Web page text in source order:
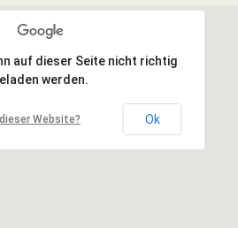
auf dieser Seite nicht richtig
werden.
Website? Ok
auf dieser Seite nicht richtig
werden.
Website? Ok